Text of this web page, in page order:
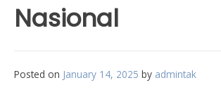
Nasional
Posted on January 14, 2025 by admintak